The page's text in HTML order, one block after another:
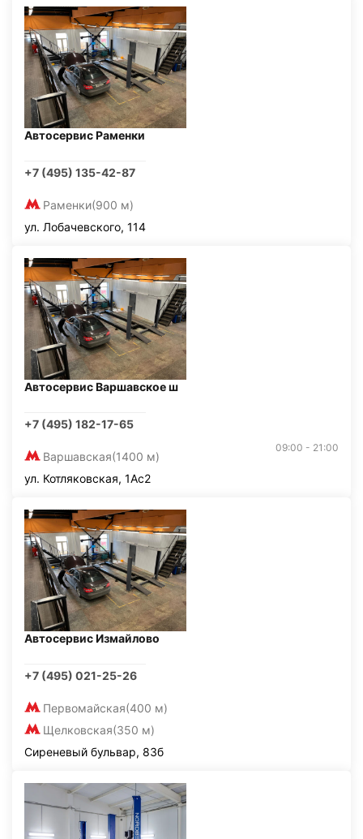
Автосервис Раменки
+7 (495) 135-42-87
Раменки(900 м)
ул. Лобачевского, 114
Автосервис Варшавское ш
+7 (495) 182-17-65
Варшавская(1400 м)
09:00 - 21:00
ул. Котляковская, 1Ас2
Автосервис Измайлово
+7 (495) 021-25-26
Первомайская(400 м)
Щелковская(350 м)
Сиреневый бульвар, 83б